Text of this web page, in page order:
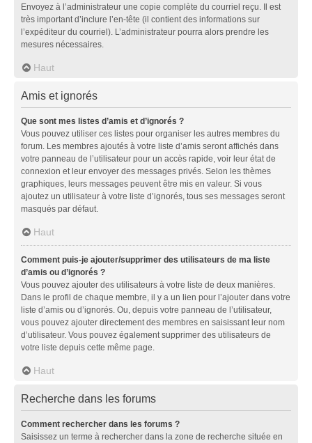
Envoyez à l’administrateur une copie complète du courriel reçu. Il est
très important d’inclure l’en-tête (il contient des informations sur
l’expéditeur du courriel). L’administrateur pourra alors prendre les
mesures nécessaires.
Haut
Amis et ignorés
Que sont mes listes d’amis et d’ignorés ?
Vous pouvez utiliser ces listes pour organiser les autres membres du
forum. Les membres ajoutés à votre liste d’amis seront affichés dans
votre panneau de l’utilisateur pour un accès rapide, voir leur état de
connexion et leur envoyer des messages privés. Selon les thèmes
graphiques, leurs messages peuvent être mis en valeur. Si vous
ajoutez un utilisateur à votre liste d’ignorés, tous ses messages seront
masqués par défaut.
Haut
Comment puis-je ajouter/supprimer des utilisateurs de ma liste
d’amis ou d’ignorés ?
Vous pouvez ajouter des utilisateurs à votre liste de deux manières.
Dans le profil de chaque membre, il y a un lien pour l’ajouter dans votre
liste d’amis ou d’ignorés. Ou, depuis votre panneau de l’utilisateur,
vous pouvez ajouter directement des membres en saisissant leur nom
d’utilisateur. Vous pouvez également supprimer des utilisateurs de
votre liste depuis cette même page.
Haut
Recherche dans les forums
Comment rechercher dans les forums ?
Saisissez un terme à rechercher dans la zone de recherche située en